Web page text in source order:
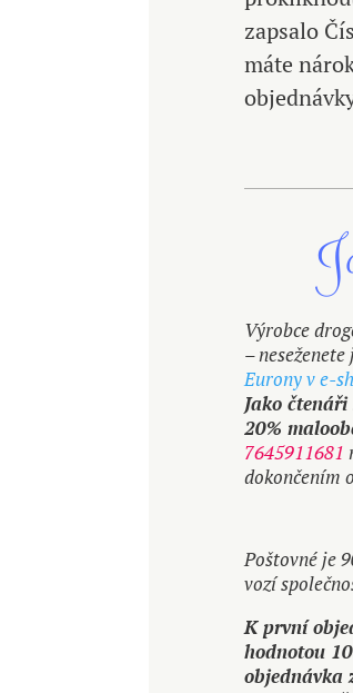
zapsalo
máte
Výrobce
–
Eurony v e-
Jako
20%
7645911681
dokončením
Poštovné je
vozí
K první
hodnotou
objednávka